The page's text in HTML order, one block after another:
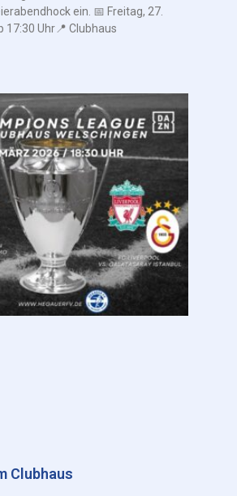
ein. 📅 Freitag, 27.
17:30 Uhr📍 Clubhaus
Clubhaus